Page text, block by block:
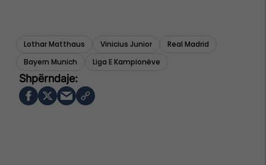
Lothar Matthaus Vinicius Junior
Real Madrid
Bayern Munich
Liga E Kampionëve